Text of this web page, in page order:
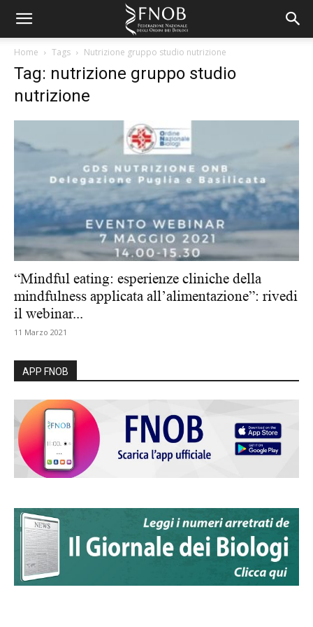
Home Tags Nutrizione gruppo studio nutrizione
Tag: nutrizione gruppo studio
nutrizione
“Mindful eating: esperienze cliniche della
mindfulness applicata all’alimentazione”: rivedi
il webinar...
11 Marzo 2021
APP FNOB